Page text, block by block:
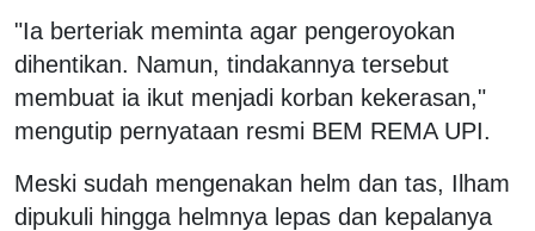
"Ia berteriak meminta agar pengeroyokan
dihentikan. Namun, tindakannya tersebut
membuat ia ikut menjadi korban kekerasan,"
mengutip pernyataan resmi BEM REMA UPI.
Meski sudah mengenakan helm dan tas, Ilham
dipukuli hingga helmnya lepas dan kepalanya